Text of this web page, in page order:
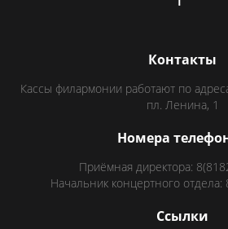
Контакты
Кассы филармонии работают по
пл. Ленина, 1
Номера
Приёмная директора:
Начальник концертного
Ссылки